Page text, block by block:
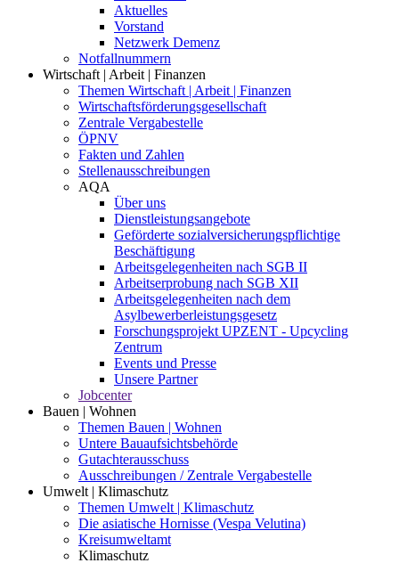
Aktuelles
Vorstand
Netzwerk Demenz
Notfallnummern
Wirtschaft | Arbeit | Finanzen
Themen Wirtschaft | Arbeit | Finanzen
Wirtschaftsförderungsgesellschaft
Zentrale Vergabestelle
ÖPNV
Fakten und Zahlen
Stellenausschreibungen
AQA
Über uns
Dienstleistungsangebote
Geförderte sozialversicherungspflichtige
Beschäftigung
Arbeitsgelegenheiten nach SGB II
Arbeitserprobung nach SGB XII
Arbeitsgelegenheiten nach dem
Asylbewerberleistungsgesetz
Forschungsprojekt UPZENT - Upcycling
Zentrum
Events und Presse
Unsere Partner
Jobcenter
Bauen | Wohnen
Themen Bauen | Wohnen
Untere Bauaufsichtsbehörde
Gutachterausschuss
Ausschreibungen / Zentrale Vergabestelle
Umwelt | Klimaschutz
Themen Umwelt | Klimaschutz
Die asiatische Hornisse (Vespa Velutina)
Kreisumweltamt
Klimaschutz